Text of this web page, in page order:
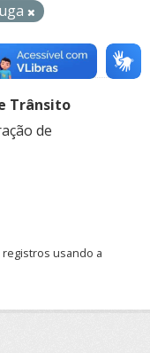
Trânsito
de
usando a